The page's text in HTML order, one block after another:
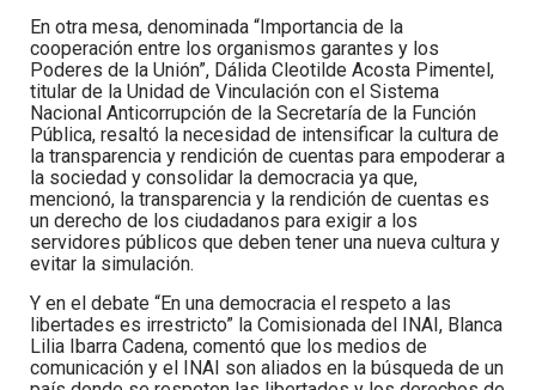
En otra mesa, denominada “Importancia de la
cooperación entre los organismos garantes y los
Poderes de la Unión”, Dálida Cleotilde Acosta Pimentel,
titular de la Unidad de Vinculación con el Sistema
Nacional Anticorrupción de la Secretaría de la Función
Pública, resaltó la necesidad de intensificar la cultura de
la transparencia y rendición de cuentas para empoderar a
la sociedad y consolidar la democracia ya que,
mencionó, la transparencia y la rendición de cuentas es
un derecho de los ciudadanos para exigir a los
servidores públicos que deben tener una nueva cultura y
evitar la simulación.
Y en el debate “En una democracia el respeto a las
libertades es irrestricto” la Comisionada del INAI, Blanca
Lilia Ibarra Cadena, comentó que los medios de
comunicación y el INAI son aliados en la búsqueda de un